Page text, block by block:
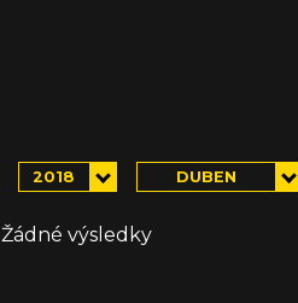
2018 DUBEN
Žádné výsledky